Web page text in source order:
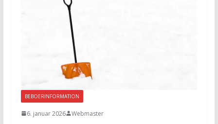
BEBOERINFORMATION
6. januar 2026 Webmaster